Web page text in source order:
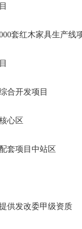
套红木家具生产线
合开发项目
心区
套项目中站区
供发改委甲级资质